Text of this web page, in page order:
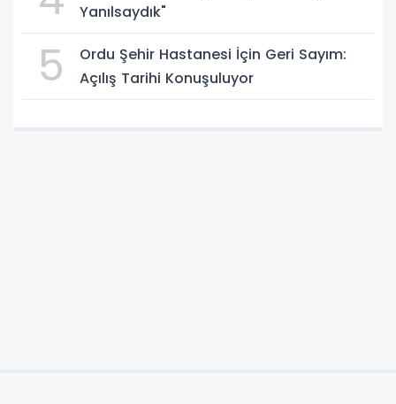
Yanılsaydık"
5
Ordu Şehir Hastanesi İçin Geri Sayım:
Açılış Tarihi Konuşuluyor